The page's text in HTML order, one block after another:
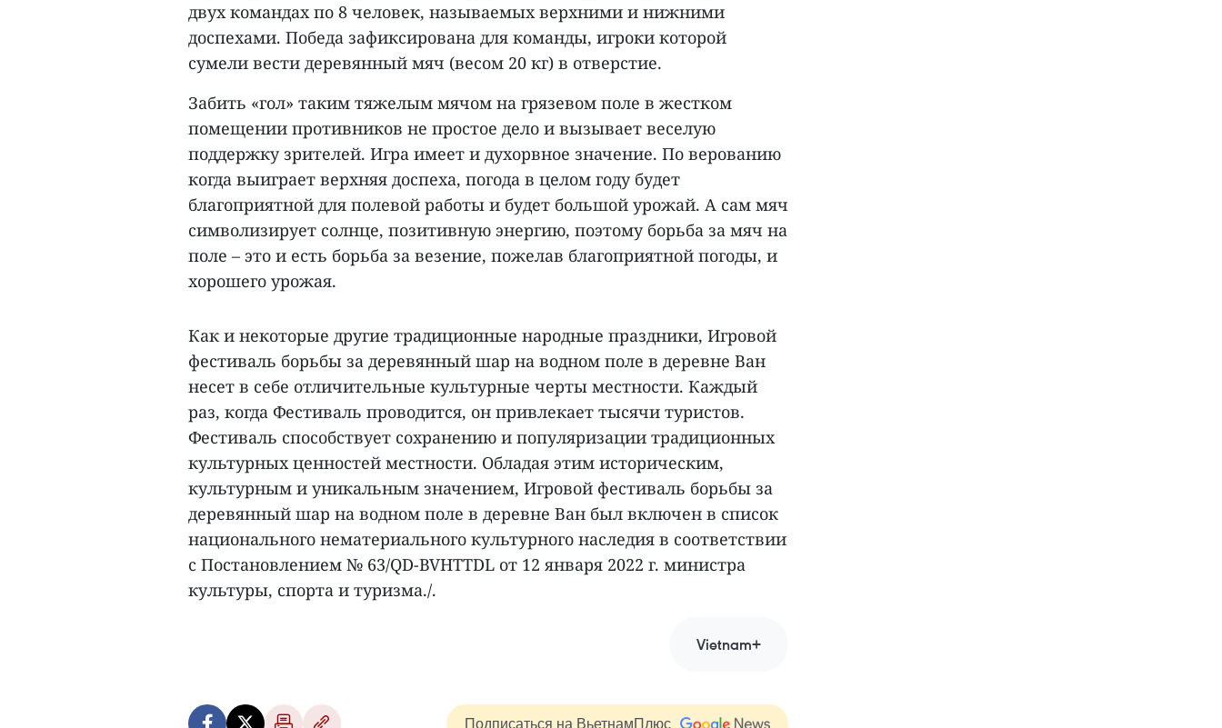
двух командах по 8 человек, называемых верхними и нижними
доспехами. Победа зафиксирована для команды, игроки которой
сумели вести деревянный мяч (весом 20 кг) в отверстие.
Забить «гол» таким тяжелым мячом на грязевом поле в жестком
помещении противников не простое дело и вызывает веселую
поддержку зрителей. Игра имеет и духорвное значение. По верованию
когда выиграет верхняя доспеха, погода в целом году будет
благоприятной для полевой работы и будет большой урожай. А сам мяч
символизирует солнце, позитивную энергию, поэтому борьба за мяч на
поле – это и есть борьба за везение, пожелав благоприятной погоды, и
хорошего урожая.
Как и некоторые другие традиционные народные праздники, Игровой
фестиваль борьбы за деревянный шар на водном поле в деревне Ван
несет в себе отличительные культурные черты местности. Каждый
раз, когда Фестиваль проводится, он привлекает тысячи туристов.
Фестиваль способствует сохранению и популяризации традиционных
культурных ценностей местности. Обладая этим историческим,
культурным и уникальным значением, Игровой фестиваль борьбы за
деревянный шар на водном поле в деревне Ван был включен в список
национального нематериального культурного наследия в соответствии
с Постановлением № 63/QD-BVHTTDL от 12 января 2022 г. министра
культуры, спорта и туризма./.
Vietnam+
Подписаться на ВьетнамПлюс